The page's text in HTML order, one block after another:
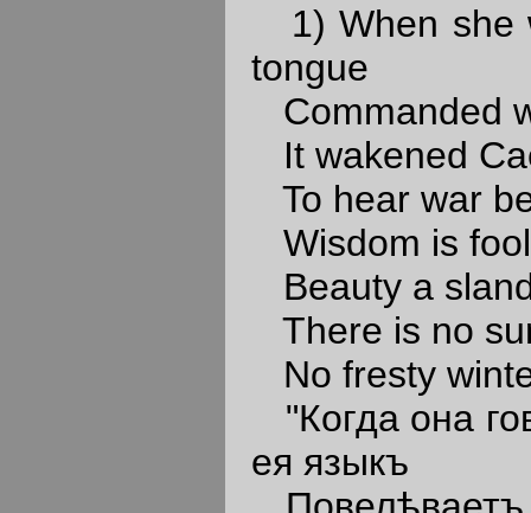
1) When she
tongue
Commanded
It wakened
To hear war
Wisdom is
Beauty a
There is no
No fresty
"Когда она
ея языкъ